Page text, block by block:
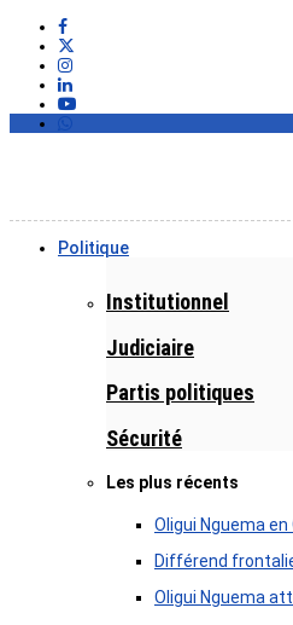
Politique
Institutionnel
Judiciaire
Partis politiques
Sécurité
Les plus récents
Oligui Nguema
Différend
Oligui Nguema